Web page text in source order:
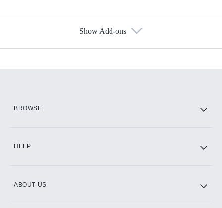
Show Add-ons
BROWSE
HELP
ABOUT US